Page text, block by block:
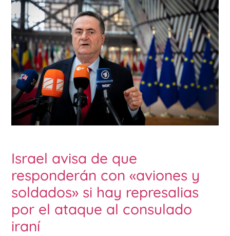
Israel avisa de que
responderán con «aviones y
soldados» si hay represalias
por el ataque al consulado
iraní